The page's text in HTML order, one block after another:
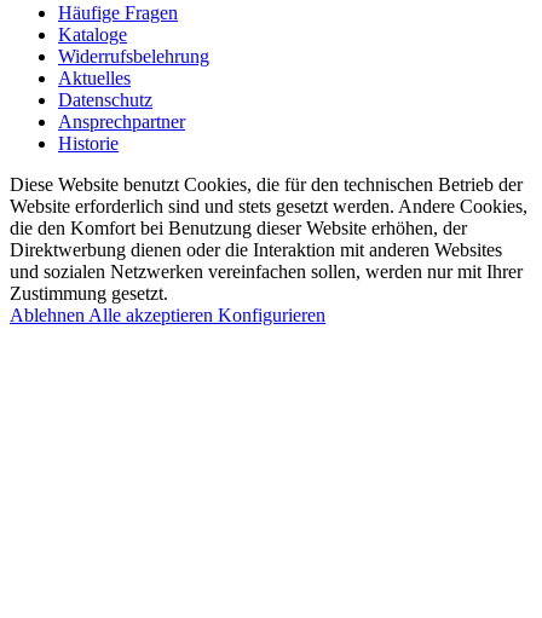
Häufige Fragen
Kataloge
Widerrufsbelehrung
Aktuelles
Datenschutz
Ansprechpartner
Historie
Diese Website benutzt Cookies, die für den technischen Betrieb der
Website erforderlich sind und stets gesetzt werden. Andere Cookies,
die den Komfort bei Benutzung dieser Website erhöhen, der
Direktwerbung dienen oder die Interaktion mit anderen Websites
und sozialen Netzwerken vereinfachen sollen, werden nur mit Ihrer
Zustimmung gesetzt.
Ablehnen Alle akzeptieren Konfigurieren